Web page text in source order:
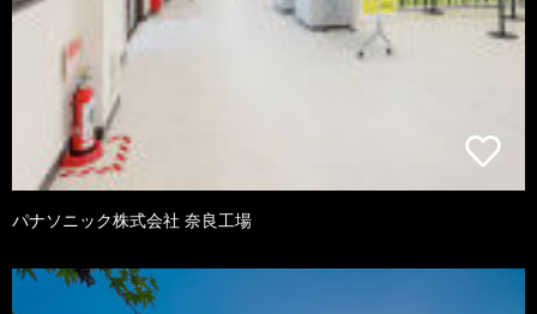
パナソニック株式会社 奈良工場